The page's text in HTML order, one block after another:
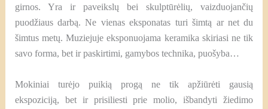
girnos. Yra ir paveikslų bei skulptūrėlių, vaizduojančių
puodžiaus darbą. Ne vienas eksponatas turi šimtą ar net du
šimtus metų. Muziejuje eksponuojama keramika skiriasi ne tik
savo forma, bet ir paskirtimi, gamybos technika, puošyba…
Mokiniai turėjo puikią progą ne tik apžiūrėti gausią
ekspoziciją, bet ir prisiliesti prie molio, išbandyti žiedimo